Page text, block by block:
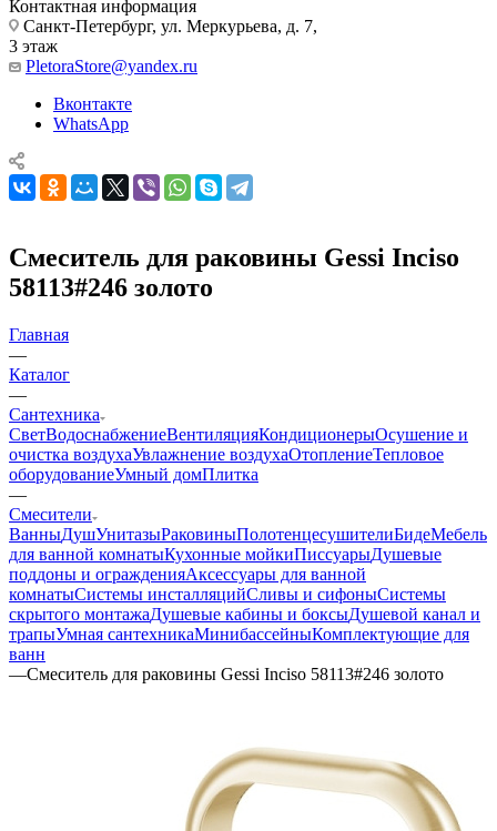
Контактная информация
Санкт-Петербург, ул. Меркурьева, д. 7,
3 этаж
PletoraStore@yandex.ru
Вконтакте
WhatsApp
Смеситель для раковины Gessi Inciso
58113#246 золото
Главная
—
Каталог
—
Сантехника
СветВодоснабжениеВентиляцияКондиционерыОсушение и
очистка воздухаУвлажнение воздухаОтоплениеТепловое
оборудованиеУмный домПлитка
—
Смесители
ВанныДушУнитазыРаковиныПолотенцесушителиБидеМебель
для ванной комнатыКухонные мойкиПиссуарыДушевые
поддоны и огражденияАксессуары для ванной
комнатыСистемы инсталляцийСливы и сифоныСистемы
скрытого монтажаДушевые кабины и боксыДушевой канал и
трапыУмная сантехникаМинибассейныКомплектующие для
ванн
—Смеситель для раковины Gessi Inciso 58113#246 золото